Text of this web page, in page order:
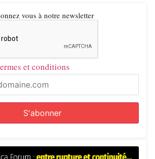
vous à notre newsletter
et conditions